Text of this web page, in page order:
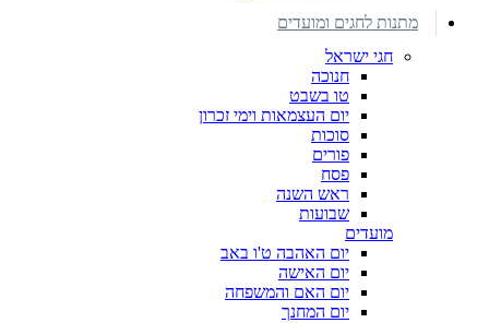
מתנות לחגים ומועדים
חגי ישראל
חנוכה
טו בשבט
יום העצמאות וימי זכרון
סוכות
פורים
פסח
ראש השנה
שבועות
מועדים
יום האהבה ט'ו באב
יום האישה
יום האם והמשפחה
יום המחנך